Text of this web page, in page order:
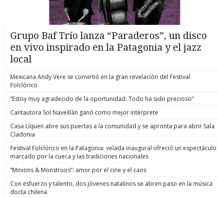
Grupo Baf Trío lanza “Paraderos”, un disco
en vivo inspirado en la Patagonia y el jazz
local
Mexicana Andy Vere se convirtió en la gran revelación del Festival
Folclórico
“Estoy muy agradecido de la oportunidad. Todo ha sido precioso”
Cantautora Sol Naveillán ganó como mejor intérprete
Casa Líquen abre sus puertas a la comunidad y se apronta para abrir Sala
Cladonia
Festival Folclórico en la Patagonia: velada inaugural ofreció un espectáculo
marcado por la cueca y las tradiciones nacionales
“Minions & Monstruos”: amor por el cine y el caos
Con esfuerzo y talento, dos jóvenes natalinos se abren paso en la música
docta chilena